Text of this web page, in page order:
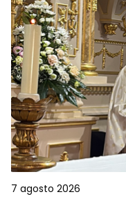
7 agosto 2026